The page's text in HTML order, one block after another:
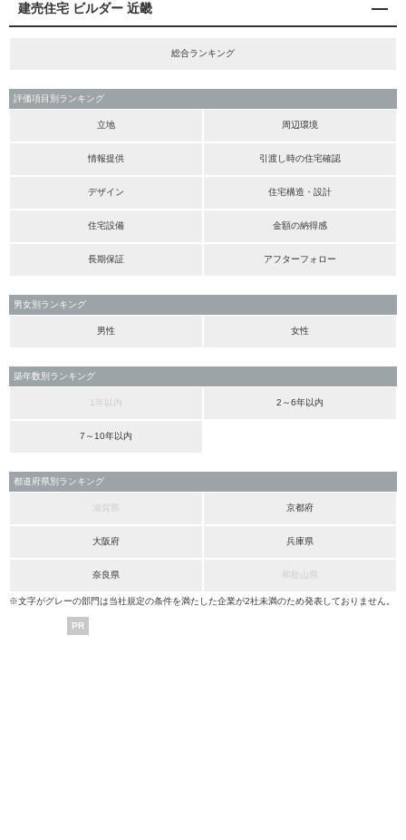
建売住宅 ビルダー 近畿
総合ランキング
評価項目別ランキング
立地 周辺環境
情報提供 引渡し時の住宅確認
デザイン 住宅構造・設計
住宅設備 金額の納得感
長期保証 アフターフォロー
男女別ランキング
男性 女性
築年数別ランキング
1年以内 2～6年以内
7～10年以内
都道府県別ランキング
滋賀県 京都府
大阪府 兵庫県
奈良県 和歌山県
※文字がグレーの部門は当社規定の条件を満たした企業が2社未満のため発表しておりません。
PR